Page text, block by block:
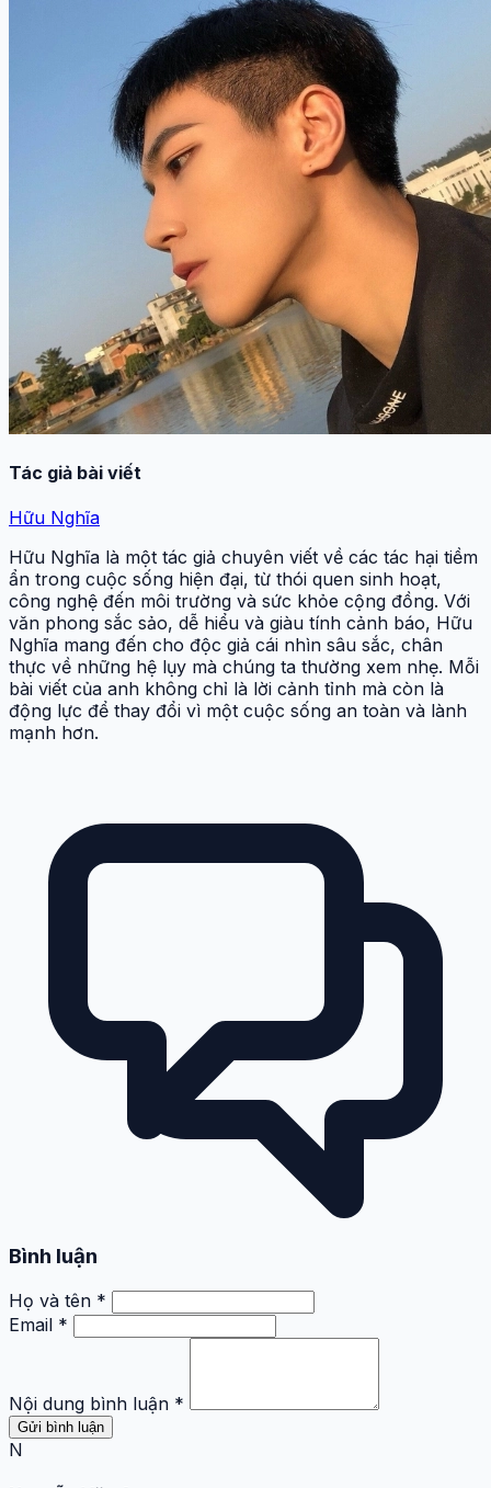
Tác giả bài viết
Hữu Nghĩa
Hữu Nghĩa là một tác giả chuyên viết về các tác hại tiềm
ẩn trong cuộc sống hiện đại, từ thói quen sinh hoạt,
công nghệ đến môi trường và sức khỏe cộng đồng. Với
văn phong sắc sảo, dễ hiểu và giàu tính cảnh báo, Hữu
Nghĩa mang đến cho độc giả cái nhìn sâu sắc, chân
thực về những hệ lụy mà chúng ta thường xem nhẹ. Mỗi
bài viết của anh không chỉ là lời cảnh tỉnh mà còn là
động lực để thay đổi vì một cuộc sống an toàn và lành
mạnh hơn.
Bình luận
Họ và tên *
Email *
Nội dung bình luận *
Gửi bình luận
N